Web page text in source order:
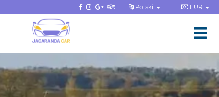
Polski EUR